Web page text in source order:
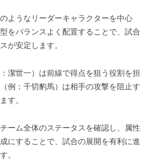
ようなリーダーキャラクターを中心
をバランスよく配置することで、試合
が安定します。
：潔世一）は前線で得点を狙う役割を担
（例：千切豹馬）は相手の攻撃を阻止す
す。
ーム全体のステータスを確認し、属性
にすることで、試合の展開を有利に進
。